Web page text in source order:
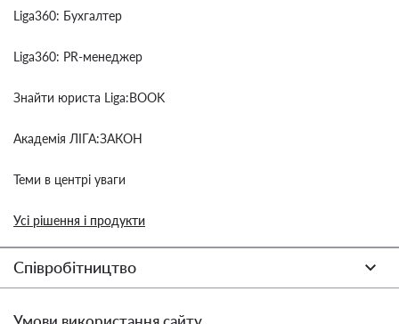
Liga360: Бухгалтер
Liga360: PR-менеджер
Знайти юриста Liga:BOOK
Академія ЛІГА:ЗАКОН
Теми в центрі уваги
Усі рішення і продукти
Співробітництво